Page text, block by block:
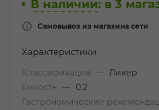
В наличии: в 3
Самовывоз из магазина сети
Характеристики
Классификация —
Ликер
Емкость
—
0.2
Гастрономические